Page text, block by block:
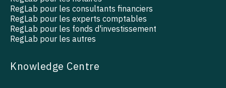
RegLab pour les consultants financiers
RegLab pour les experts comptables
RegLab pour les fonds d'investissement
RegLab pour les autres
Knowledge Centre